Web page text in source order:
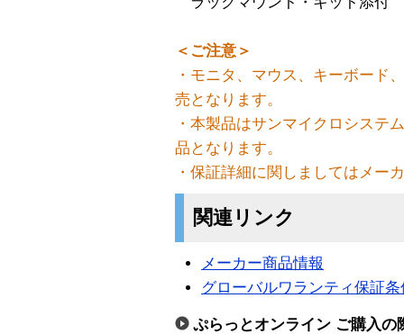
＜ご注意＞
・モニタ、マウス、キーボード
売となります。
・本製品はサンマイクロシステ
品となります。
・保証詳細に関しましてはメー
関連リンク
メーカー商品情報
グローバルワランティ保証
ぷらっとオンライン ご購入の